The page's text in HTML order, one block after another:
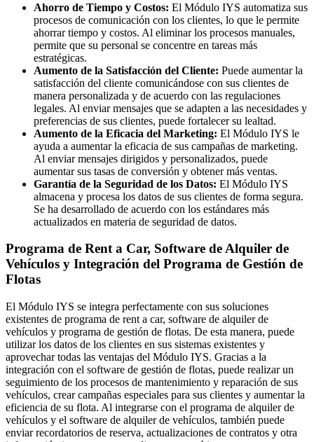
Ahorro de Tiempo y Costos: El Módulo IYS automatiza sus
procesos de comunicación con los clientes, lo que le permite
ahorrar tiempo y costos. Al eliminar los procesos manuales,
permite que su personal se concentre en tareas más
estratégicas.
Aumento de la Satisfacción del Cliente: Puede aumentar la
satisfacción del cliente comunicándose con sus clientes de
manera personalizada y de acuerdo con las regulaciones
legales. Al enviar mensajes que se adapten a las necesidades y
preferencias de sus clientes, puede fortalecer su lealtad.
Aumento de la Eficacia del Marketing: El Módulo IYS le
ayuda a aumentar la eficacia de sus campañas de marketing.
Al enviar mensajes dirigidos y personalizados, puede
aumentar sus tasas de conversión y obtener más ventas.
Garantía de la Seguridad de los Datos: El Módulo IYS
almacena y procesa los datos de sus clientes de forma segura.
Se ha desarrollado de acuerdo con los estándares más
actualizados en materia de seguridad de datos.
Programa de Rent a Car, Software de Alquiler de
Vehículos y Integración del Programa de Gestión de
Flotas
El Módulo IYS se integra perfectamente con sus soluciones
existentes de programa de rent a car, software de alquiler de
vehículos y programa de gestión de flotas. De esta manera, puede
utilizar los datos de los clientes en sus sistemas existentes y
aprovechar todas las ventajas del Módulo IYS. Gracias a la
integración con el software de gestión de flotas, puede realizar un
seguimiento de los procesos de mantenimiento y reparación de sus
vehículos, crear campañas especiales para sus clientes y aumentar la
eficiencia de su flota. Al integrarse con el programa de alquiler de
vehículos y el software de alquiler de vehículos, también puede
enviar recordatorios de reserva, actualizaciones de contratos y otra